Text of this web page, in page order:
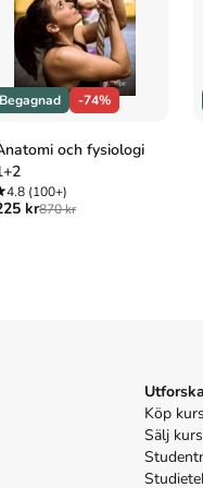
Förlag.
Begagnad -74%
och fysiologi
4.8(100+)
kr870 kr
Köp
Sälj